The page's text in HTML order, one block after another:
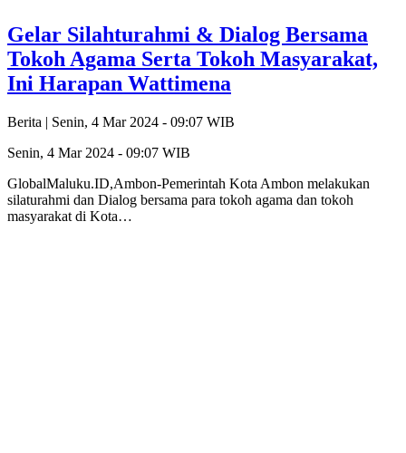
Gelar Silahturahmi & Dialog Bersama
Tokoh Agama Serta Tokoh Masyarakat,
Ini Harapan Wattimena
Berita | Senin, 4 Mar 2024 - 09:07 WIB
Senin, 4 Mar 2024 - 09:07 WIB
GlobalMaluku.ID,Ambon-Pemerintah Kota Ambon melakukan
silaturahmi dan Dialog bersama para tokoh agama dan tokoh
masyarakat di Kota…